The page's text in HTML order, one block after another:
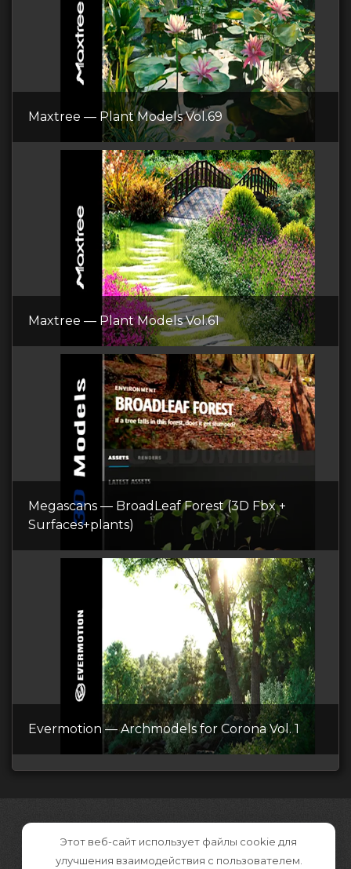
Maxtree — Plant Models Vol.69
Maxtree — Plant Models Vol.61
Megascans — BroadLeaf Forest (3D Fbx +
Surfaces+plants)
Evermotion — Archmodels for Corona Vol. 1
Этот веб-сайт использует файлы cookie для
улучшения взаимодействия с пользователем.